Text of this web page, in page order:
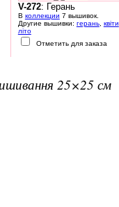
V-272: Герань
В коллекции 7 вышивок.
Другие вышивки: герань, квіти
літо
Отметить для заказа
25×25 см